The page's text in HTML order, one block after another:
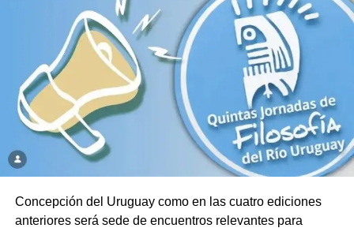
Concepción del Uruguay como en las cuatro ediciones
anteriores será sede de encuentros relevantes para